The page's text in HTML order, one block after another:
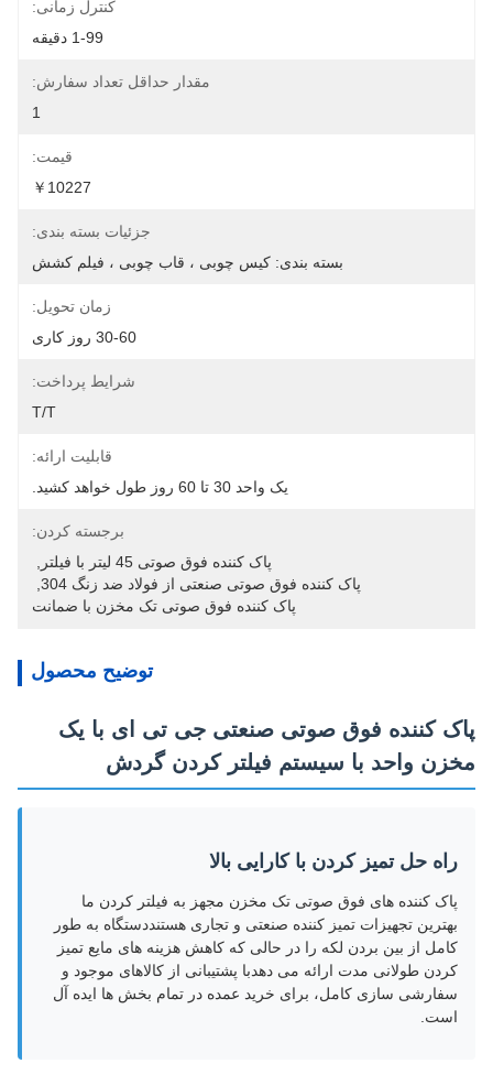
کنترل زمانی:
1-99 دقیقه
مقدار حداقل تعداد سفارش:
1
قیمت:
￥10227
جزئیات بسته بندی:
بسته بندی: کیس چوبی ، قاب چوبی ، فیلم کشش
زمان تحویل:
30-60 روز کاری
شرایط پرداخت:
T/T
قابلیت ارائه:
یک واحد 30 تا 60 روز طول خواهد کشید.
برجسته کردن:
پاک کننده فوق صوتی 45 لیتر با فیلتر
پاک کننده فوق صوتی صنعتی از فولاد ضد زنگ 304
پاک کننده فوق صوتی تک مخزن با ضمانت
توضیح محصول
پاک کننده فوق صوتی صنعتی جی تی ای با یک
مخزن واحد با سیستم فیلتر کردن گردش
راه حل تمیز کردن با کارایی بالا
پاک کننده های فوق صوتی تک مخزن مجهز به فیلتر کردن ما
بهترین تجهیزات تمیز کننده صنعتی و تجاری هستنددستگاه به طور
کامل از بین بردن لکه را در حالی که کاهش هزینه های مایع تمیز
کردن طولانی مدت ارائه می دهدبا پشتیبانی از کالاهای موجود و
سفارشی سازی کامل، برای خرید عمده در تمام بخش ها ایده آل
است.